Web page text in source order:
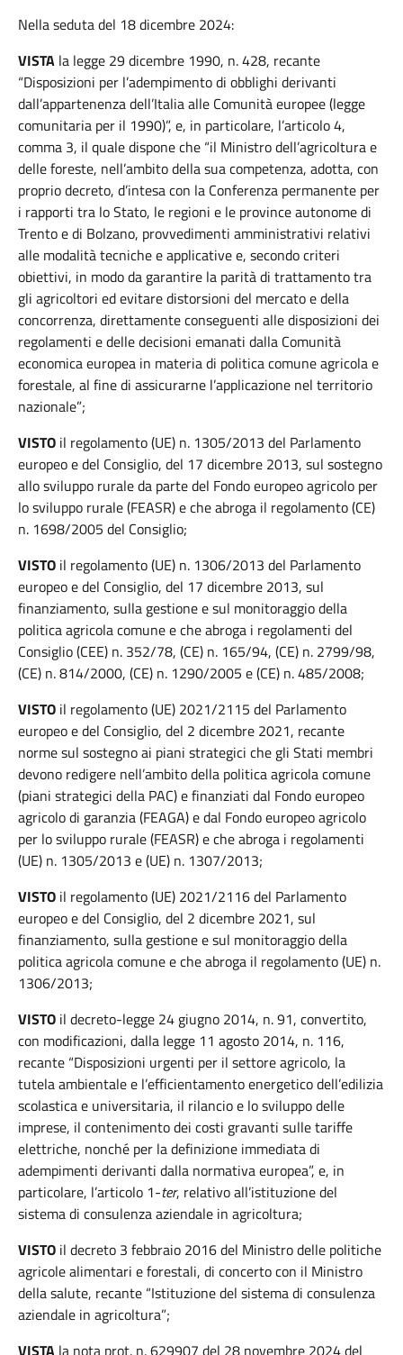
Nella seduta del 18 dicembre 2024:
VISTA la legge 29 dicembre 1990, n. 428, recante
“Disposizioni per l’adempimento di obblighi derivanti
dall’appartenenza dell’Italia alle Comunità europee (legge
comunitaria per il 1990)”, e, in particolare, l’articolo 4,
comma 3, il quale dispone che “il Ministro dell’agricoltura e
delle foreste, nell’ambito della sua competenza, adotta, con
proprio decreto, d’intesa con la Conferenza permanente per
i rapporti tra lo Stato, le regioni e le province autonome di
Trento e di Bolzano, provvedimenti amministrativi relativi
alle modalità tecniche e applicative e, secondo criteri
obiettivi, in modo da garantire la parità di trattamento tra
gli agricoltori ed evitare distorsioni del mercato e della
concorrenza, direttamente conseguenti alle disposizioni dei
regolamenti e delle decisioni emanati dalla Comunità
economica europea in materia di politica comune agricola e
forestale, al fine di assicurarne l’applicazione nel territorio
nazionale”;
VISTO il regolamento (UE) n. 1305/2013 del Parlamento
europeo e del Consiglio, del 17 dicembre 2013, sul sostegno
allo sviluppo rurale da parte del Fondo europeo agricolo per
lo sviluppo rurale (FEASR) e che abroga il regolamento (CE)
n. 1698/2005 del Consiglio;
VISTO il regolamento (UE) n. 1306/2013 del Parlamento
europeo e del Consiglio, del 17 dicembre 2013, sul
finanziamento, sulla gestione e sul monitoraggio della
politica agricola comune e che abroga i regolamenti del
Consiglio (CEE) n. 352/78, (CE) n. 165/94, (CE) n. 2799/98,
(CE) n. 814/2000, (CE) n. 1290/2005 e (CE) n. 485/2008;
VISTO il regolamento (UE) 2021/2115 del Parlamento
europeo e del Consiglio, del 2 dicembre 2021, recante
norme sul sostegno ai piani strategici che gli Stati membri
devono redigere nell’ambito della politica agricola comune
(piani strategici della PAC) e finanziati dal Fondo europeo
agricolo di garanzia (FEAGA) e dal Fondo europeo agricolo
per lo sviluppo rurale (FEASR) e che abroga i regolamenti
(UE) n. 1305/2013 e (UE) n. 1307/2013;
VISTO il regolamento (UE) 2021/2116 del Parlamento
europeo e del Consiglio, del 2 dicembre 2021, sul
finanziamento, sulla gestione e sul monitoraggio della
politica agricola comune e che abroga il regolamento (UE) n.
1306/2013;
VISTO il decreto-legge 24 giugno 2014, n. 91, convertito,
con modificazioni, dalla legge 11 agosto 2014, n. 116,
recante “Disposizioni urgenti per il settore agricolo, la
tutela ambientale e l’efficientamento energetico dell’edilizia
scolastica e universitaria, il rilancio e lo sviluppo delle
imprese, il contenimento dei costi gravanti sulle tariffe
elettriche, nonché per la definizione immediata di
adempimenti derivanti dalla normativa europea”, e, in
particolare, l’articolo 1-ter, relativo all’istituzione del
sistema di consulenza aziendale in agricoltura;
VISTO il decreto 3 febbraio 2016 del Ministro delle politiche
agricole alimentari e forestali, di concerto con il Ministro
della salute, recante “Istituzione del sistema di consulenza
aziendale in agricoltura”;
VISTA la nota prot. n. 629907 del 28 novembre 2024 del